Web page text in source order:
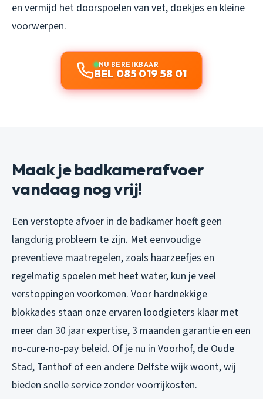
en vermijd het doorspoelen van vet, doekjes en kleine
voorwerpen.
NU BEREIKBAAR
BEL 085 019 58 01
Maak je badkamerafvoer
vandaag nog vrij!
Een verstopte afvoer in de badkamer hoeft geen
langdurig probleem te zijn. Met eenvoudige
preventieve maatregelen, zoals haarzeefjes en
regelmatig spoelen met heet water, kun je veel
verstoppingen voorkomen. Voor hardnekkige
blokkades staan onze ervaren loodgieters klaar met
meer dan 30 jaar expertise, 3 maanden garantie en een
no-cure-no-pay beleid. Of je nu in Voorhof, de Oude
Stad, Tanthof of een andere Delfste wijk woont, wij
bieden snelle service zonder voorrijkosten.